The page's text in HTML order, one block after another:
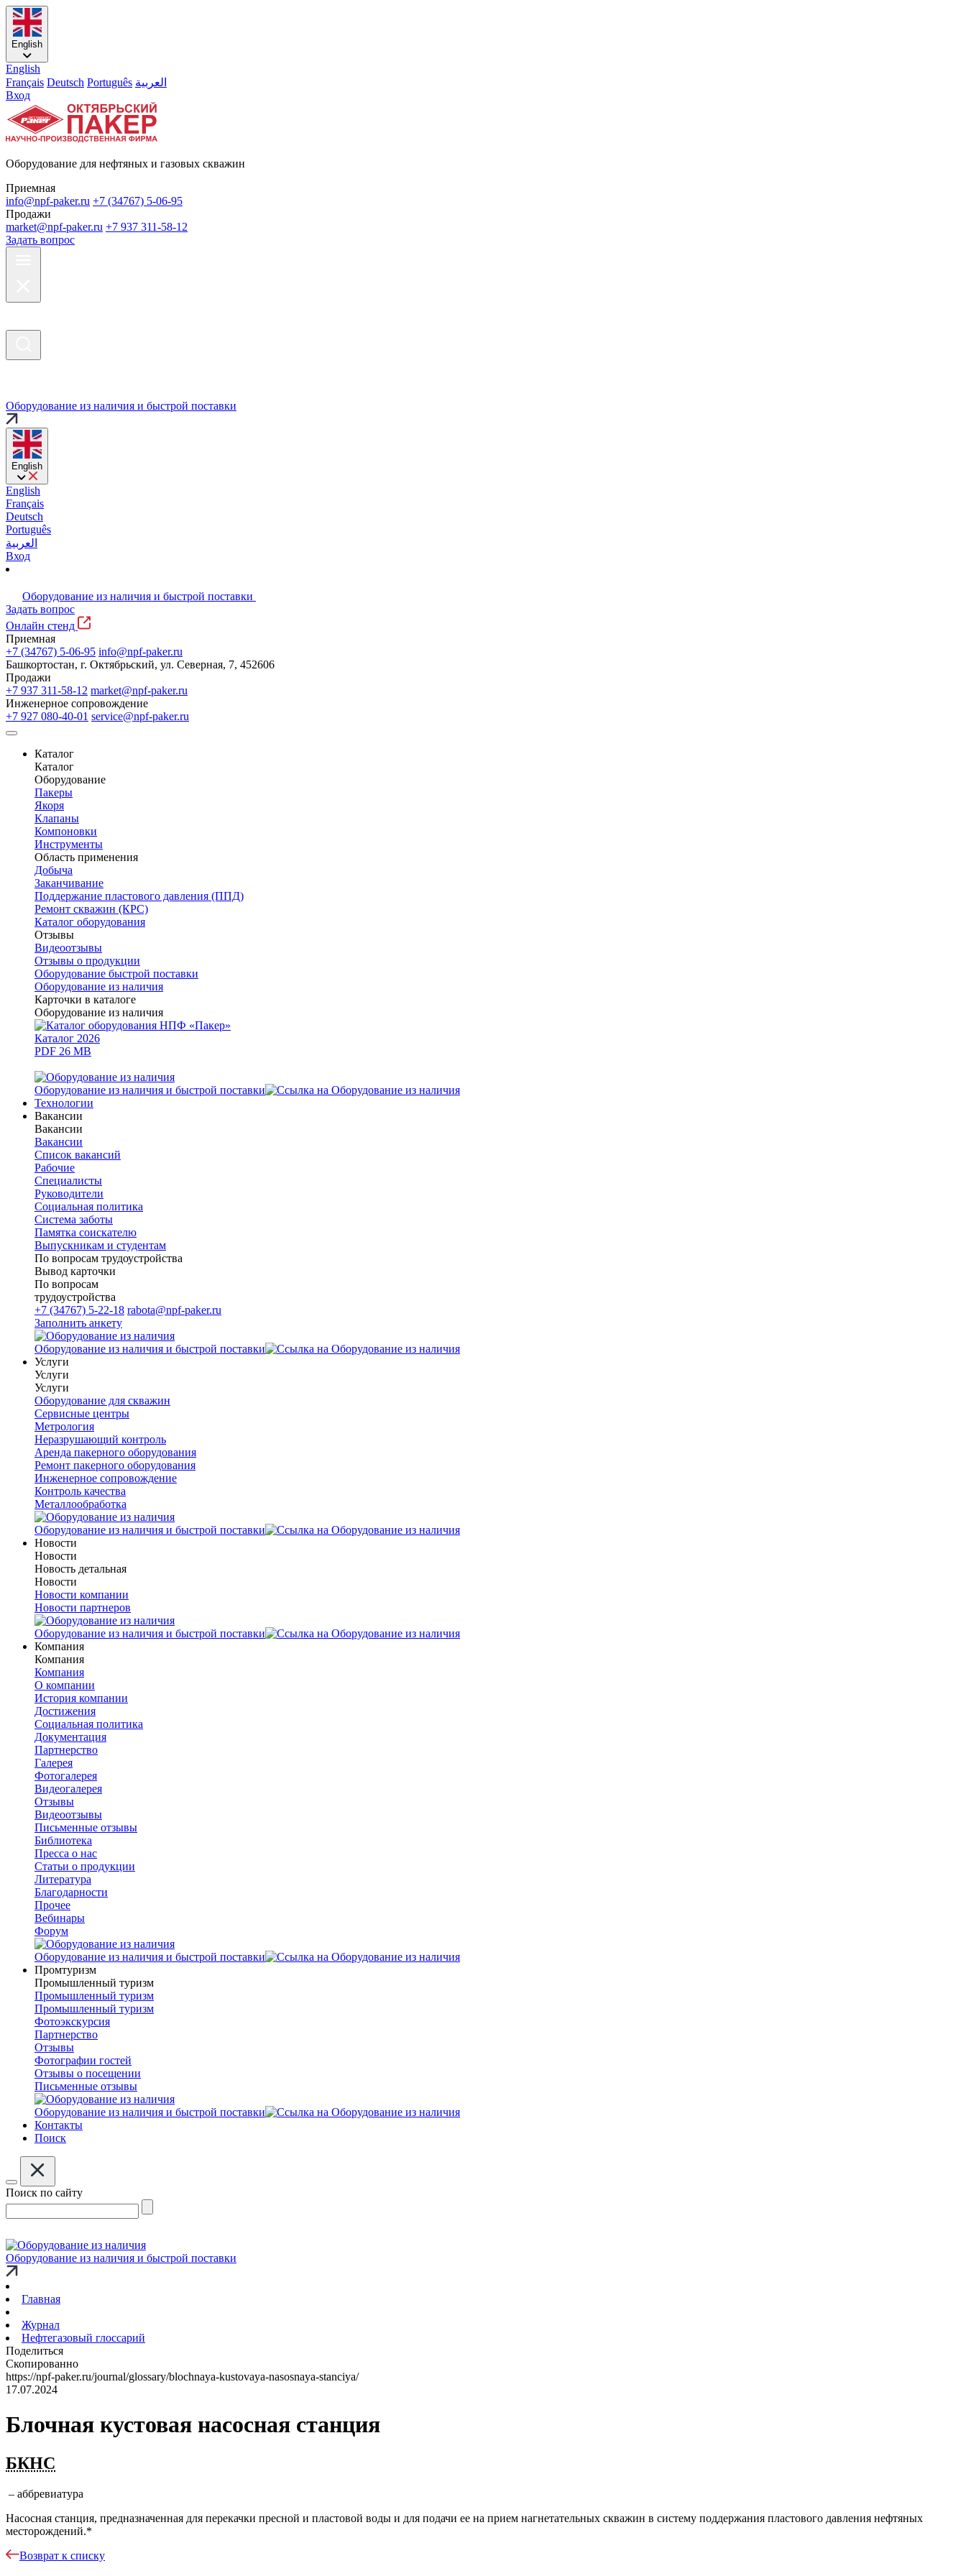
English
English
Français Deutsch Português العربية
Вход
Оборудование для нефтяных и газовых скважин
Приемная
info@npf-paker.ru +7 (34767) 5-06-95
Продажи
market@npf-paker.ru +7 937 311-58-12
Задать вопрос
Оборудование из наличия и быстрой поставки
English
English
Français
Deutsch
Português
العربية
Вход
Оборудование из наличия и быстрой поставки
Задать вопрос
Онлайн стенд
Приемная
+7 (34767) 5-06-95 info@npf-paker.ru
Башкортостан, г. Октябрьский, ул. Северная, 7, 452606
Продажи
+7 937 311-58-12 market@npf-paker.ru
Инженерное сопровождение
+7 927 080-40-01 service@npf-paker.ru
Каталог
Каталог
Оборудование
Пакеры
Якоря
Клапаны
Компоновки
Инструменты
Область применения
Добыча
Заканчивание
Поддержание пластового давления (ППД)
Ремонт скважин (КРС)
Каталог оборудования
Отзывы
Видеоотзывы
Отзывы о продукции
Оборудование быстрой поставки
Оборудование из наличия
Карточки в каталоге
Оборудование из наличия
Каталог 2026
PDF 26 MB
Оборудование из наличия и быстрой поставки
Технологии
Вакансии
Вакансии
Вакансии
Список вакансий
Рабочие
Специалисты
Руководители
Cоциальная политика
Система заботы
Памятка соискателю
Выпускникам и студентам
По вопросам трудоустройства
Вывод карточки
По вопросам
трудоустройства
+7 (34767) 5-22-18 rabota@npf-paker.ru
Заполнить анкету
Оборудование из наличия и быстрой поставки
Услуги
Услуги
Услуги
Оборудование для скважин
Сервисные центры
Метрология
Неразрушающий контроль
Аренда пакерного оборудования
Ремонт пакерного оборудования
Инженерное сопровождение
Контроль качества
Металлообработка
Оборудование из наличия и быстрой поставки
Новости
Новости
Новость детальная
Новости
Новости компании
Новости партнеров
Оборудование из наличия и быстрой поставки
Компания
Компания
Компания
О компании
История компании
Достижения
Социальная политика
Документация
Партнерство
Галерея
Фотогалерея
Видеогалерея
Отзывы
Видеоотзывы
Письменные отзывы
Библиотека
Пресса о нас
Статьи о продукции
Литература
Благодарности
Прочее
Вебинары
Форум
Оборудование из наличия и быстрой поставки
Промтуризм
Промышленный туризм
Промышленный туризм
Промышленный туризм
Фотоэкскурсия
Партнерство
Отзывы
Фотографии гостей
Отзывы о посещении
Письменные отзывы
Оборудование из наличия и быстрой поставки
Контакты
Поиск
Поиск по сайту
Оборудование из наличия и быстрой поставки
Главная
Журнал
Нефтегазовый глоссарий
Поделиться
Скопированно
https://npf-paker.ru/journal/glossary/blochnaya-kustovaya-nasosnaya-stanciya/
17.07.2024
Блочная кустовая насосная станция
БКНС
– аббревиатура
Насосная станция, предназначенная для перекачки пресной и пластовой воды и для подачи ее на прием нагнетательных скважин в систему поддержания пластового давления нефтяных
месторождений.*
Возврат к списку